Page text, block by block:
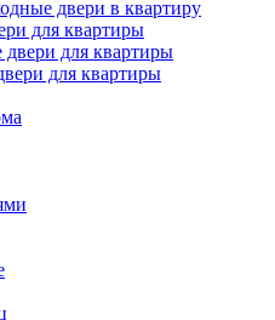
двери в квартиру
для квартиры
для квартиры
для квартиры